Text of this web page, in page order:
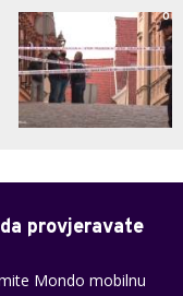
0
provjeravate
Mondo mobilnu